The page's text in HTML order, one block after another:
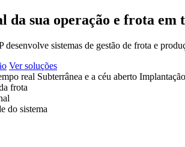
da sua operação e frota em
desenvolve sistemas de gestão de frota e
Ver soluções
real Subterrânea e a céu aberto
frota
do sistema